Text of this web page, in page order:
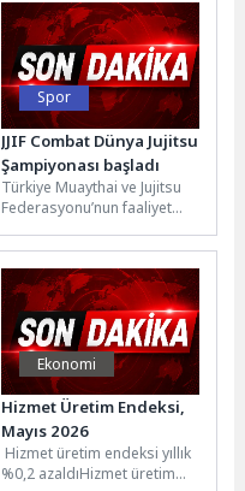
Spor
JJIF Combat Dünya Jujitsu
Şampiyonası başladı
Türkiye Muaythai ve Jujitsu
Federasyonu’nun faaliyet
Combat Dünya Jujitsu
Şampiyonası Kemer’de...
Ekonomi
Hizmet Üretim Endeksi,
Mayıs 2026
Hizmet üretim endeksi yıllık
%0,2 azaldıHizmet üretim